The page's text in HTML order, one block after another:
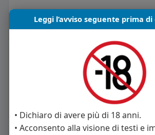
Informazioni Utente
Leggi l’avviso seguente prima
• Dichiaro di avere più di 18 anni.
• Acconsento alla visione di testi e